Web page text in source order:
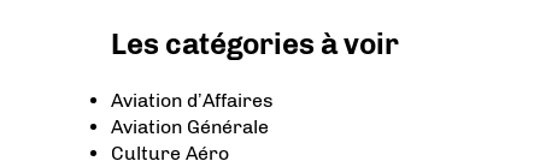
Les catégories à voir
Aviation d’Affaires
Aviation Générale
Culture Aéro